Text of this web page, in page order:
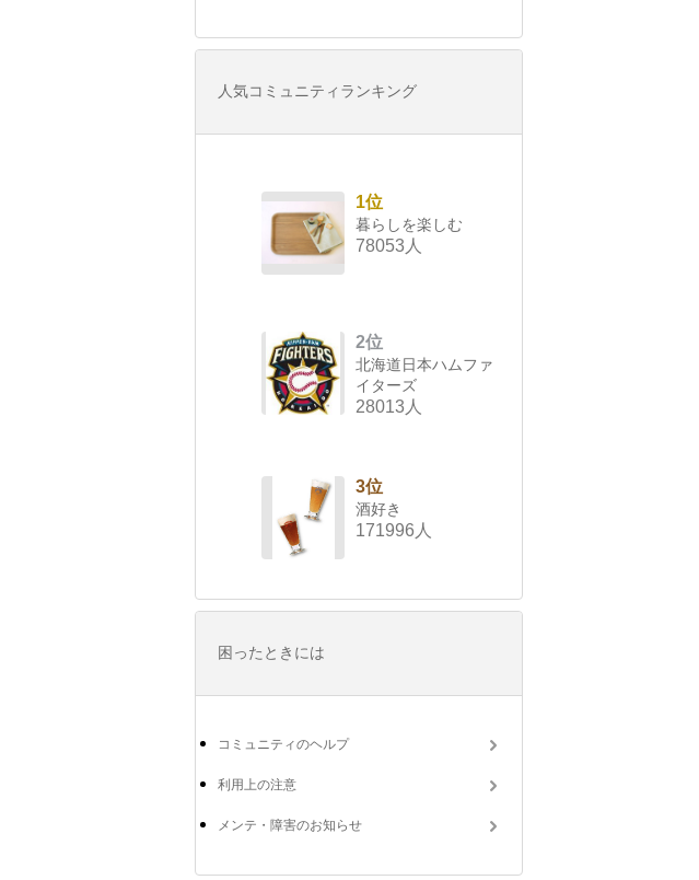
人気コミュニティランキング
1位
暮らしを楽しむ
78053人
2位
北海道日本ハムファ
イターズ
28013人
3位
酒好き
171996人
困ったときには
コミュニティのヘルプ
利用上の注意
メンテ・障害のお知らせ